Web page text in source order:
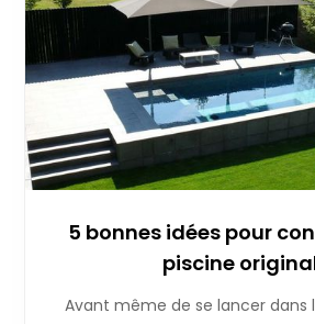
5 bonnes idées pour
piscine
Avant même de se lancer dans